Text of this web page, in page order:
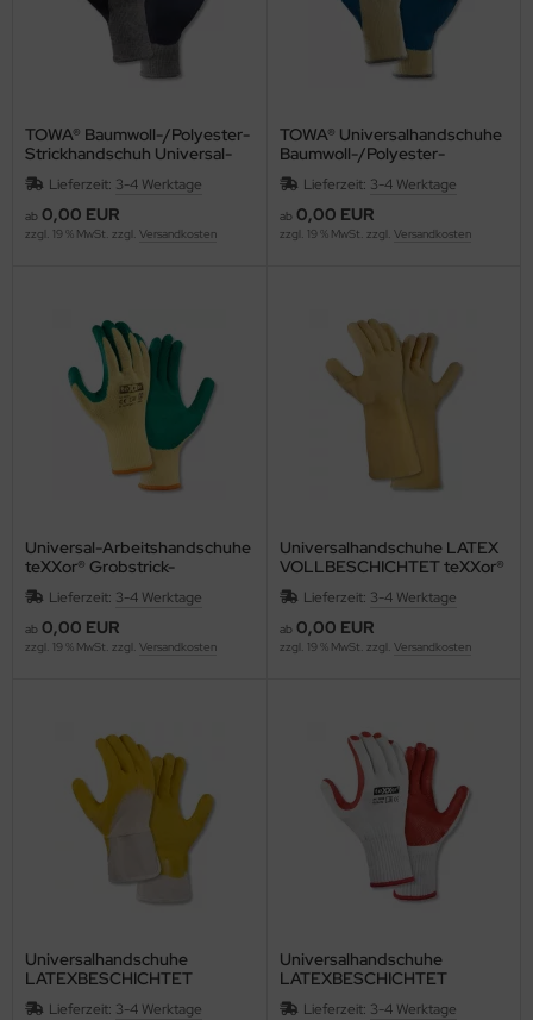
TOWA® Baumwoll-/Polyester-
Strickhandschuh Universal-
Arbeitshandschuhe
PowerGrab® Plus
Lieferzeit: 3-4 Werktage
ab 0,00 EUR
zzgl. 19 % MwSt. zzgl. Versandkosten
TOWA® Universalhandschuhe
Baumwoll-/Polyester-
Strickhandschuh PowerGrab®
Latex beschichtet
Lieferzeit: 3-4 Werktage
ab 0,00 EUR
zzgl. 19 % MwSt. zzgl. Versandkosten
Universal-Arbeitshandschuhe
teXXor® Grobstrick-
Handschuh POLYESTER
Latex-beschichtet 2206
Lieferzeit: 3-4 Werktage
ab 0,00 EUR
zzgl. 19 % MwSt. zzgl. Versandkosten
Universalhandschuhe LATEX
VOLLBESCHICHTET teXXor®
2204 37 cm
Lieferzeit: 3-4 Werktage
ab 0,00 EUR
zzgl. 19 % MwSt. zzgl. Versandkosten
Universalhandschuhe
LATEXBESCHICHTET
teXXor® 2202
Lieferzeit: 3-4 Werktage
Universalhandschuhe
LATEXBESCHICHTET
teXXor® 2205
Lieferzeit: 3-4 Werktage